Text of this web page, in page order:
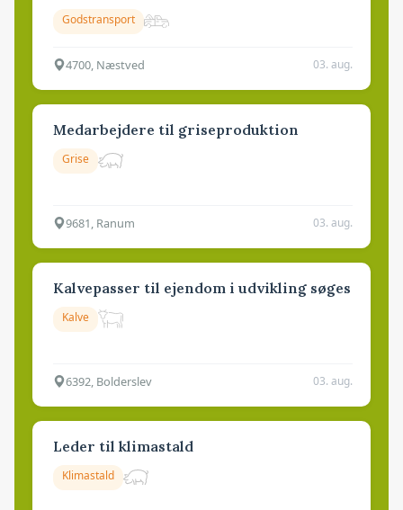
Godstransport
4700, Næstved 03. aug.
Medarbejdere til griseproduktion
Grise
9681, Ranum 03. aug.
Kalvepasser til ejendom i udvikling søges
Kalve
6392, Bolderslev 03. aug.
Leder til klimastald
Klimastald